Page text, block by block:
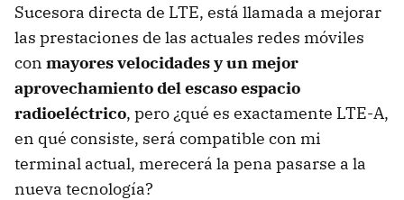
Sucesora directa de LTE, está llamada a mejorar
las prestaciones de las actuales redes móviles
con mayores velocidades y un mejor
aprovechamiento del escaso espacio
radioeléctrico, pero ¿qué es exactamente LTE-A,
en qué consiste, será compatible con mi
terminal actual, merecerá la pena pasarse a la
nueva tecnología?